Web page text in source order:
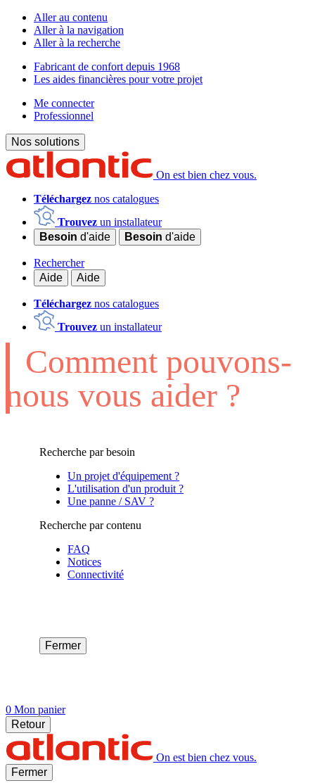
Aller au contenu
Aller à la navigation
Aller à la recherche
Fabricant de confort depuis 1968
Les aides financières pour votre projet
Me connecter
Professionnel
Nos solutions
On est bien chez vous.
Téléchargez nos catalogues
Trouvez un installateur
Besoin d'aide Besoin d'aide
Rechercher
Aide
Aide
Téléchargez nos catalogues
Trouvez un installateur
Comment pouvons-
nous vous aider ?
Recherche par besoin
Un projet d'équipement ?
L'utilisation d'un produit ?
Une panne / SAV ?
Recherche par contenu
FAQ
Notices
Connectivité
Fermer
0 Mon panier
Retour
On est bien chez vous.
Fermer